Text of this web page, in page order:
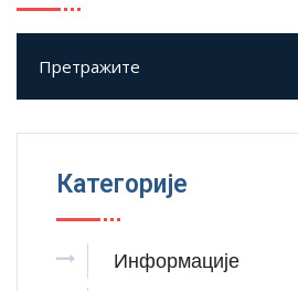
Категорије
Информације